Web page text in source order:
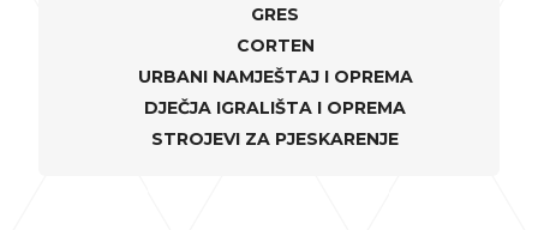
GRES
CORTEN
URBANI NAMJEŠTAJ I OPREMA
DJEČJA IGRALIŠTA I OPREMA
STROJEVI ZA PJESKARENJE